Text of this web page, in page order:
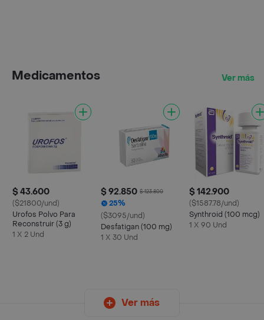
Medicamentos Ver más
$ 43.600
($21800/und)
Urofos Polvo Para
Reconstruir (3 g)
1 X 2 Und
$ 92.850 $ 123.800
25%
($3095/und)
Desfatigan (100 mg)
1 X 30 Und
$ 142.900
($1587.78/und)
Synthroid (100 mcg)
1 X 90 Und
Ver más